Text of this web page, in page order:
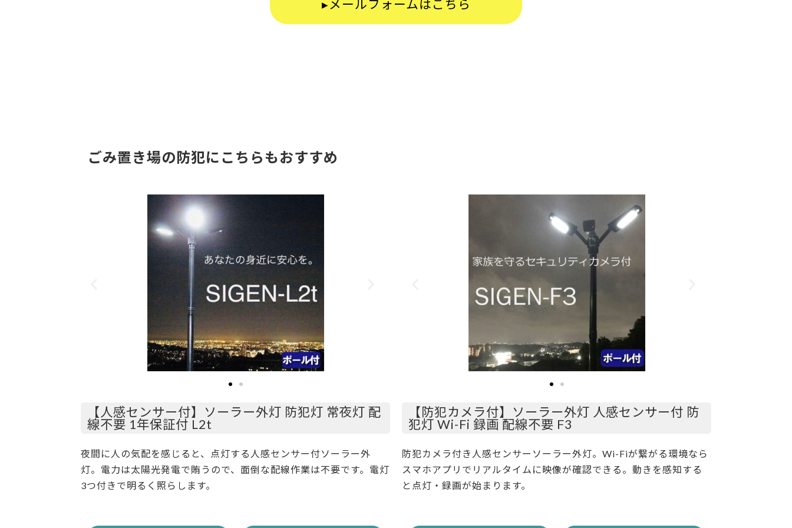
メールフォームはこちら
ごみ置き場の防犯にこちらもおすすめ
【人感センサー付】ソーラー外灯 防犯灯 常夜灯 配
線不要 1年保証付 L2t
夜間に人の気配を感じると、点灯する人感センサー付ソーラー外
灯。電力は太陽光発電で賄うので、面倒な配線作業は不要です。電灯
3つ付きで明るく照らします。
【防犯カメラ付】ソーラー外灯 人感センサー付 防
犯灯 Wi-Fi 録画 配線不要 F3
防犯カメラ付き人感センサーソーラー外灯。Wi-Fiが繋がる環境なら
スマホアプリでリアルタイムに映像が確認できる。動きを感知する
と点灯・録画が始まります。